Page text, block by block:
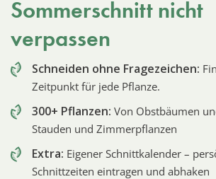
Sommerschnitt nicht
verpassen
Schneiden ohne Fragezeichen:
Zeitpunkt für jede Pflanze.
300+ Pflanzen: Von Obstbäumen
Stauden und Zimmerpflanzen
Extra: Eigener Schnittkalender –
Schnittzeiten eintragen und abhaken